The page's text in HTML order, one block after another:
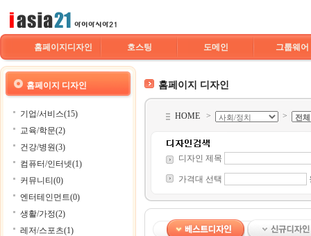
홈페이지디자인 호스팅 도메인 그룹웨어
홈페이지 디자인
기업/서비스(15)
교육/학문(2)
건강/병원(3)
컴퓨터/인터넷(1)
커뮤니티(0)
엔터테인먼트(0)
생활/가정(2)
레저/스포츠(1)
홈페이지 디자인
HOME > >
디자인 제목
가격대 선택